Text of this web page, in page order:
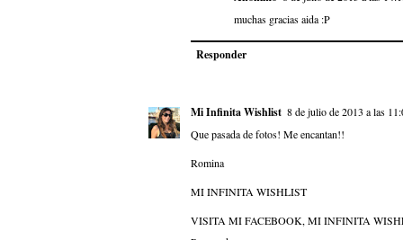
muchas gracias aida :P
Responder
Mi Infinita Wishlist 8 de julio de 2013 a las
Que pasada de fotos! Me encantan!!
Romina
MI INFINITA WISHLIST
VISITA MI FACEBOOK, MI INFINITA